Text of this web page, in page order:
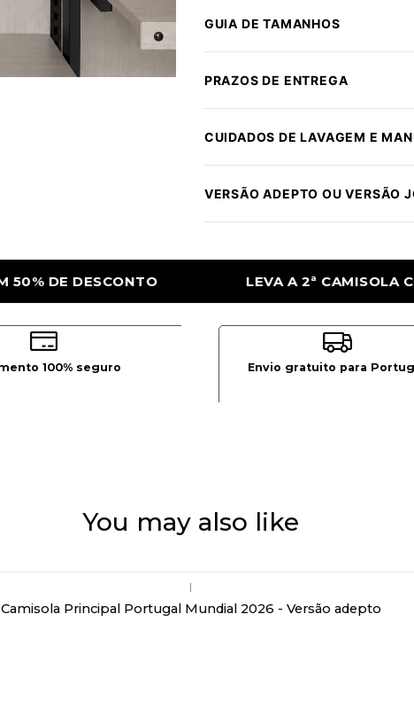
GUIA DE TAMANHOS
PRAZOS DE ENTREGA
CUIDADOS DE LAVAGEM E
VERSÃO ADEPTO OU VERSÃO
A 2ª CAMISOLA COM 50% DE DESCONTO
100% seguro Envio gratuito para
You may also like
|
Camisola Principal Portugal Mundial 2026 - Versão adepto